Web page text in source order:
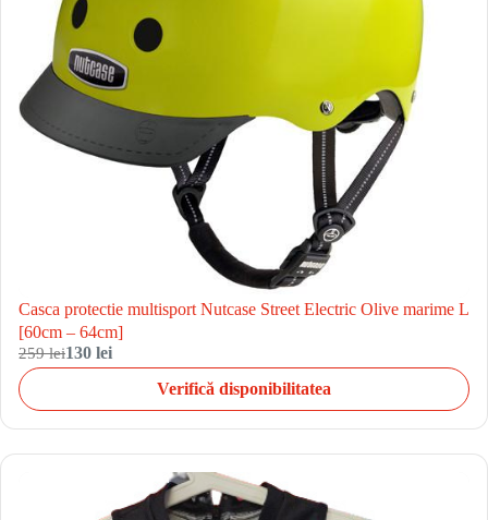
Casca protectie multisport Nutcase Street Electric Olive marime L
[60cm – 64cm]
259 lei130 lei
Verifică disponibilitatea